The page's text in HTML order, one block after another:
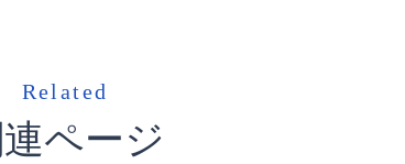
Related
ページ